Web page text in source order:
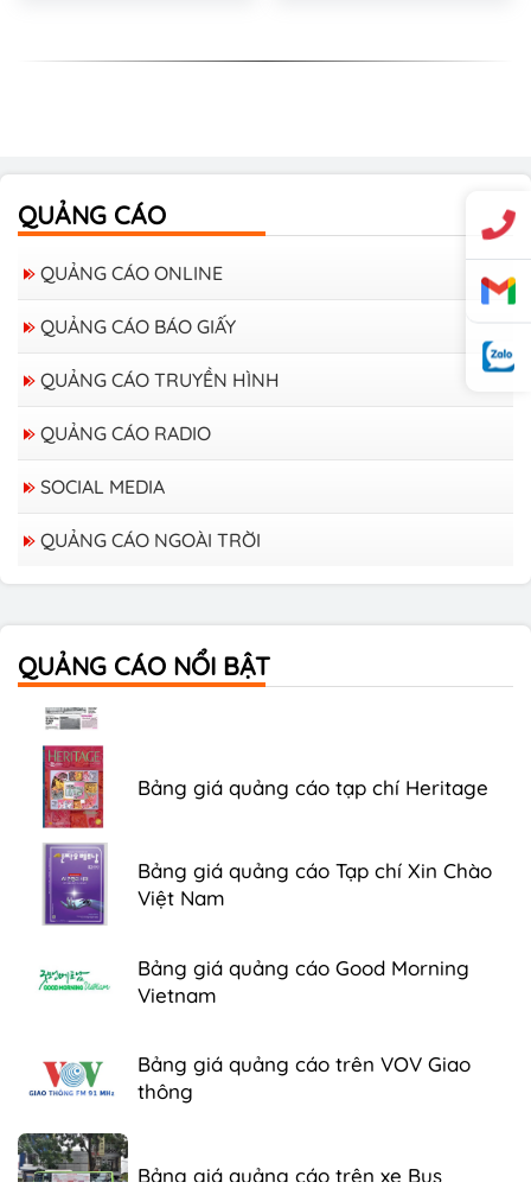
QUẢNG CÁO
QUẢNG CÁO ONLINE
QUẢNG CÁO BÁO GIẤY
QUẢNG CÁO TRUYỀN HÌNH
QUẢNG CÁO RADIO
SOCIAL MEDIA
QUẢNG CÁO NGOÀI TRỜI
QUẢNG CÁO NỔI BẬT
Bảng giá quảng cáo Báo Tuổi Trẻ
Việt Nam
Vietnam
thông